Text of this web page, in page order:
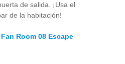
de salida. ¡Usa el
de la habitación!
Room 08 Escape